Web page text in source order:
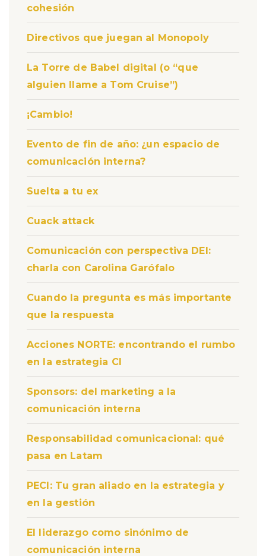
cohesión
Directivos que juegan al Monopoly
La Torre de Babel digital (o “que
alguien llame a Tom Cruise”)
¡Cambio!
Evento de fin de año: ¿un espacio de
comunicación interna?
Suelta a tu ex
Cuack attack
Comunicación con perspectiva DEI:
charla con Carolina Garófalo
Cuando la pregunta es más importante
que la respuesta
Acciones NORTE: encontrando el rumbo
en la estrategia CI
Sponsors: del marketing a la
comunicación interna
Responsabilidad comunicacional: qué
pasa en Latam
PECI: Tu gran aliado en la estrategia y
en la gestión
El liderazgo como sinónimo de
comunicación interna